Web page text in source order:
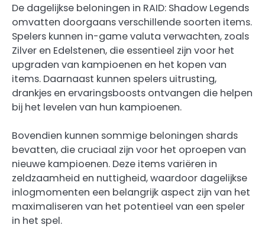
De dagelijkse beloningen in RAID: Shadow Legends
omvatten doorgaans verschillende soorten items.
Spelers kunnen in-game valuta verwachten, zoals
Zilver en Edelstenen, die essentieel zijn voor het
upgraden van kampioenen en het kopen van
items. Daarnaast kunnen spelers uitrusting,
drankjes en ervaringsboosts ontvangen die helpen
bij het levelen van hun kampioenen.
Bovendien kunnen sommige beloningen shards
bevatten, die cruciaal zijn voor het oproepen van
nieuwe kampioenen. Deze items variëren in
zeldzaamheid en nuttigheid, waardoor dagelijkse
inlogmomenten een belangrijk aspect zijn van het
maximaliseren van het potentieel van een speler
in het spel.